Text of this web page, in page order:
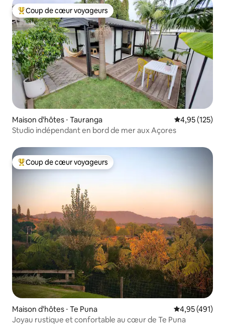
Coups de cœur voyageurs les plus appréciés
Coup de cœur voyageurs
Maison d'hôtes ⋅ Tauranga Évaluation
4,95 (125)
Studio indépendant en bord de mer aux Açores
Coups de cœur voyageurs les plus appréciés
Coup de cœur voyageurs
Maison d'hôtes ⋅ Te Puna Évaluation
4,95 (491)
Joyau rustique et confortable au cœur de Te Puna